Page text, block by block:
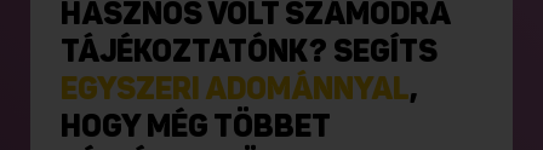
HASZNOS VOLT SZÁMODRA
TÁJÉKOZTATÓNK? SEGÍTS
EGYSZERI ADOMÁNNYAL,
HOGY MÉG TÖBBET